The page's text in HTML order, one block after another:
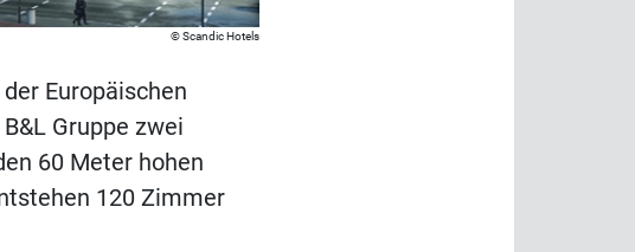
Scandic Hotels
Europäischen
Gruppe zwei
60 Meter hohen
120 Zimmer